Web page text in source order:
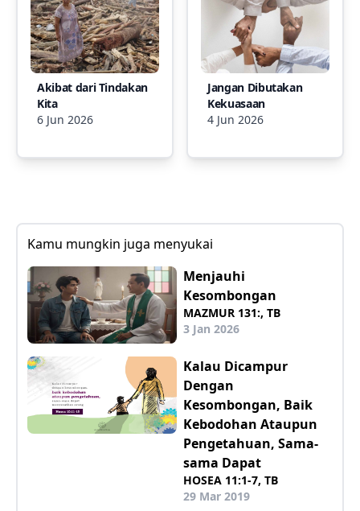
Akibat dari Tindakan
Kita
6 Jun 2026
Jangan Dibutakan
Kekuasaan
4 Jun 2026
Kamu mungkin juga menyukai
Menjauhi
Kesombongan
MAZMUR 131:, TB
3 Jan 2026
Kalau Dicampur
Dengan
Kesombongan, Baik
Kebodohan Ataupun
Pengetahuan, Sama-
sama Dapat
HOSEA 11:1-7, TB
29 Mar 2019